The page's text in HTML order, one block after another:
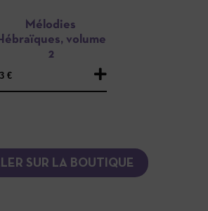
Mélodies
volume
2
€
SUR LA BOUTIQUE